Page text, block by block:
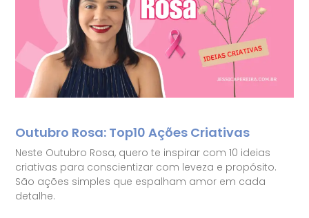
Outubro Rosa: Top10 Ações Criativas
Neste Outubro Rosa, quero te inspirar com 10 ideias
criativas para conscientizar com leveza e propósito.
São ações simples que espalham amor em cada
detalhe.